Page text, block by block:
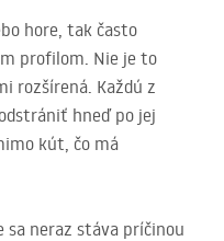
hore, tak často
profilom. Nie je to
rozšírená. Každú z
hneď po jej
kút, čo má
sa neraz stáva príčinou